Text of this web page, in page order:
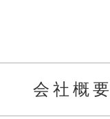
会社概要